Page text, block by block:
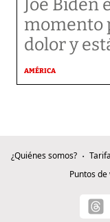
Joe Biden
momento
dolor y
AMÉRICA
¿Quiénes somos?
Puntos de